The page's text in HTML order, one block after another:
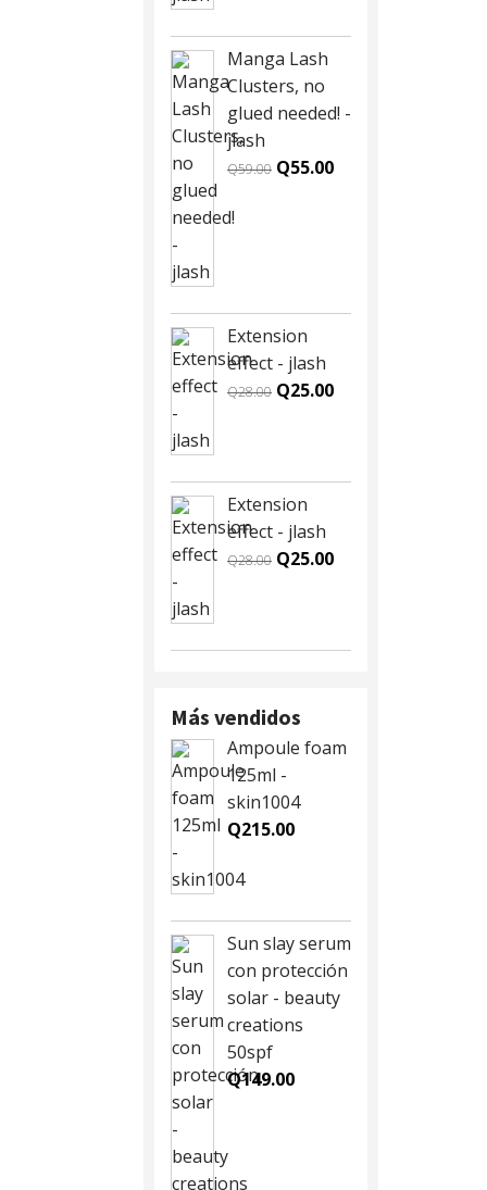
Manga Lash
Clusters, no
glued needed! -
jlash
Q59.00 Original
Q55.00Current
Extension
effect - jlash
Q28.00 Original
Q25.00Current
Extension
effect - jlash
Q28.00 Original
Q25.00Current
Más vendidos
Ampoule foam
125ml -
skin1004
Q215.00
Sun slay serum
con protección
solar - beauty
creations
50spf
Q149.00